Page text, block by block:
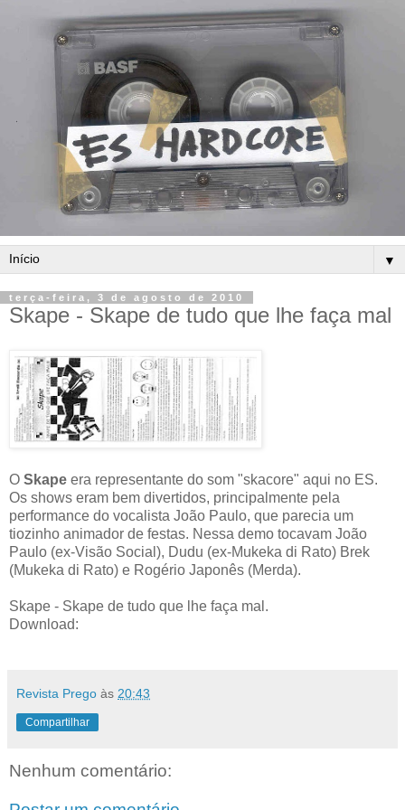
▼
terça-feira, 3 de agosto de 2010
Skape - Skape de tudo que lhe faça mal
O Skape era representante do som "skacore" aqui no ES.
Os shows eram bem divertidos, principalmente pela
performance do vocalista João Paulo, que parecia um
tiozinho animador de festas. Nessa demo tocavam João
Paulo (ex-Visão Social), Dudu (ex-Mukeka di Rato) Brek
(Mukeka di Rato) e Rogério Japonês (Merda).
Skape - Skape de tudo que lhe faça mal.
Download:
Revista Prego às 20:43
Compartilhar
Nenhum comentário: